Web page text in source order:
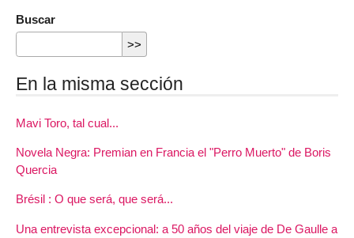
Buscar
En la misma sección
Mavi Toro, tal cual...
Novela Negra: Premian en Francia el "Perro Muerto" de Boris
Quercia
Brésil : O que será, que será...
Una entrevista excepcional: a 50 años del viaje de De Gaulle a